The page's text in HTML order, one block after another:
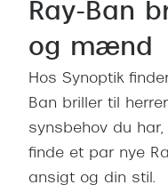
Ray-Ban
og mænd
Hos Synoptik
Ban briller til
synsbehov du
finde et par nye
ansigt og din stil.